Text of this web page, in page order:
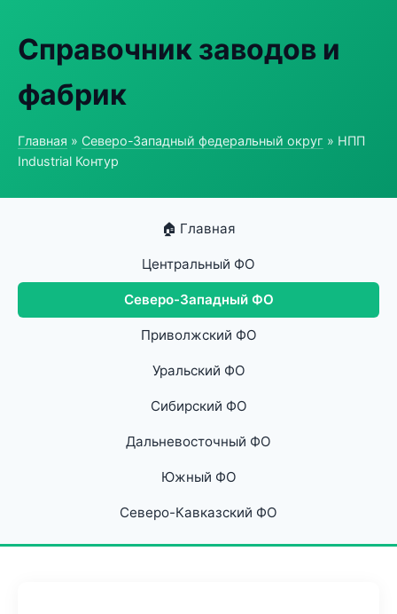
Справочник заводов и
фабрик
Главная » Северо-Западный федеральный округ » НПП
Industrial Контур
🏠 Главная
Центральный ФО
Северо-Западный ФО
Приволжский ФО
Уральский ФО
Сибирский ФО
Дальневосточный ФО
Южный ФО
Северо-Кавказский ФО